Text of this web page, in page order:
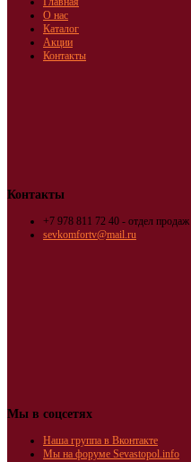
О нас
Каталог
Акции
Контакты
Контакты
+7 978 811 72 40 - отдел продаж
sevkomfortv@mail.ru
Мы в соцсетях
Наша группа в Вконтакте
Мы на форуме Sevastopol.info